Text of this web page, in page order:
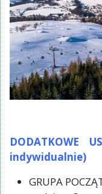
DODATKOWE
indywidualnie)
GRUPA